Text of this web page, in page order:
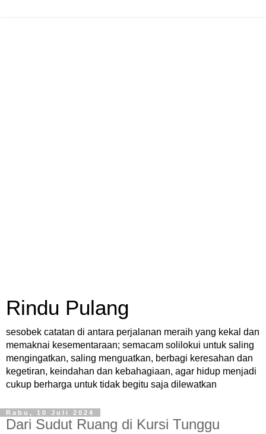
Rindu Pulang
sesobek catatan di antara perjalanan meraih yang kekal dan
memaknai kesementaraan; semacam solilokui untuk saling
mengingatkan, saling menguatkan, berbagi keresahan dan
kegetiran, keindahan dan kebahagiaan, agar hidup menjadi
cukup berharga untuk tidak begitu saja dilewatkan
Rabu, 10 Juli 2024
Dari Sudut Ruang di Kursi Tunggu